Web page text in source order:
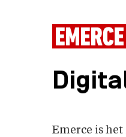
Emerce is het